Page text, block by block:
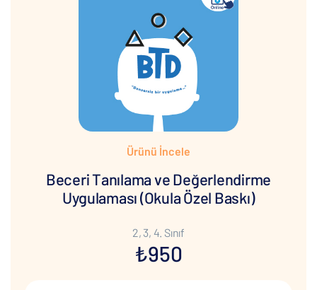
Ürünü İncele
Beceri Tanılama ve Değerlendirme
Uygulaması (Okula Özel Baskı)
2, 3, 4. Sınıf
₺950